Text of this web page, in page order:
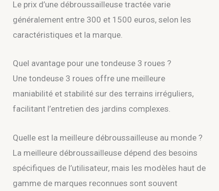
Le prix d’une débroussailleuse tractée varie
généralement entre 300 et 1500 euros, selon les
caractéristiques et la marque.
Quel avantage pour une tondeuse 3 roues ?
Une tondeuse 3 roues offre une meilleure
maniabilité et stabilité sur des terrains irréguliers,
facilitant l’entretien des jardins complexes.
Quelle est la meilleure débroussailleuse au monde ?
La meilleure débroussailleuse dépend des besoins
spécifiques de l’utilisateur, mais les modèles haut de
gamme de marques reconnues sont souvent